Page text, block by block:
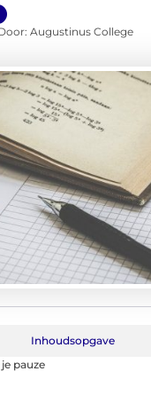
Augustinus College
Inhoudsopgave
pauze